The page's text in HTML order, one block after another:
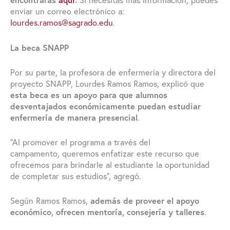
enviar un correo electrónico a:
lourdes.ramos@sagrado.edu.
La beca SNAPP
Por su parte, la profesora de enfermería y directora del
proyecto SNAPP, Lourdes Ramos Ramos, explicó que
esta beca es un apoyo para que alumnos
desventajados económicamente puedan estudiar
enfermería de manera presencial.
“Al promover el programa a través del
campamento, queremos enfatizar este recurso que
ofrecemos para brindarle al estudiante la oportunidad
de completar sus estudios”, agregó.
Según Ramos Ramos, además de proveer el apoyo
económico, ofrecen mentoría, consejería y talleres.